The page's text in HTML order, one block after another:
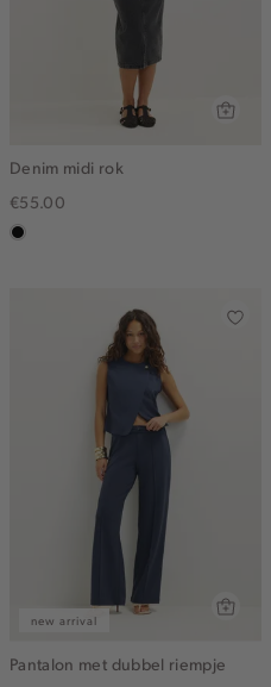
Denim midi rok
€55.00
zwart,
new arrival
Pantalon met dubbel riempje